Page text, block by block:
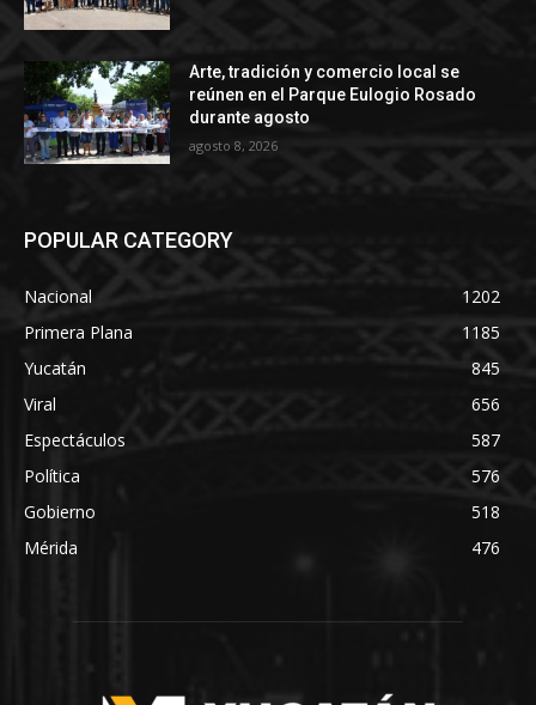
Arte, tradición y comercio local se
reúnen en el Parque Eulogio Rosado
durante agosto
agosto 8, 2026
POPULAR CATEGORY
Nacional
1202
Primera Plana
1185
Yucatán
845
Viral
656
Espectáculos
587
Política
576
Gobierno
518
Mérida
476